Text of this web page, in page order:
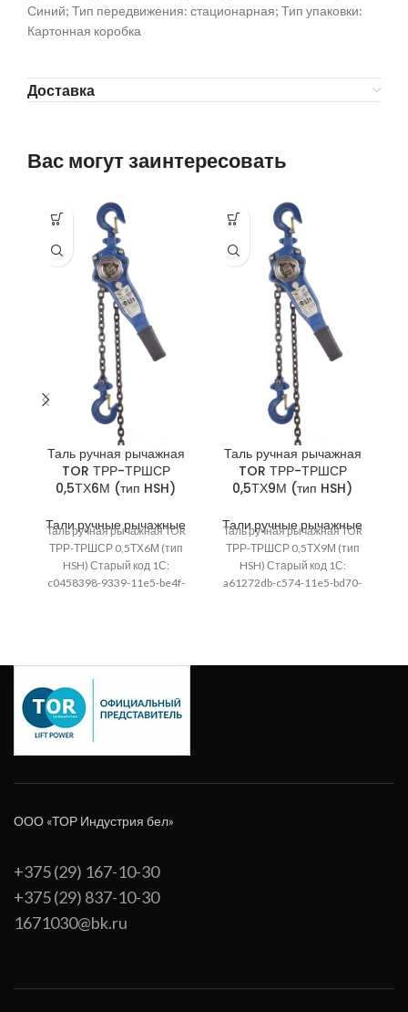
Синий; Тип передвижения: стационарная; Тип упаковки:
Картонная коробка
Доставка
Вас могут заинтересовать
Таль ручная рычажная
TOR ТРР-ТРШСР
0,5ТХ6М (тип HSH)
Тали ручные рычажные
Таль ручная рычажная TOR
ТРР-ТРШСР 0,5ТХ6М (тип
HSH) Старый код 1С:
c0458398-9339-11e5-be4f-
Таль ручная рычажная
TOR ТРР-ТРШСР
0,5ТХ9М (тип HSH)
Тали ручные рычажные
Таль ручная рычажная TOR
ТРР-ТРШСР 0,5ТХ9М (тип
HSH) Старый код 1С:
a61272db-c574-11e5-bd70-
ООО «ТОР Индустрия бел»
+375 (29) 167-10-30
+375 (29) 837-10-30
1671030@bk.ru